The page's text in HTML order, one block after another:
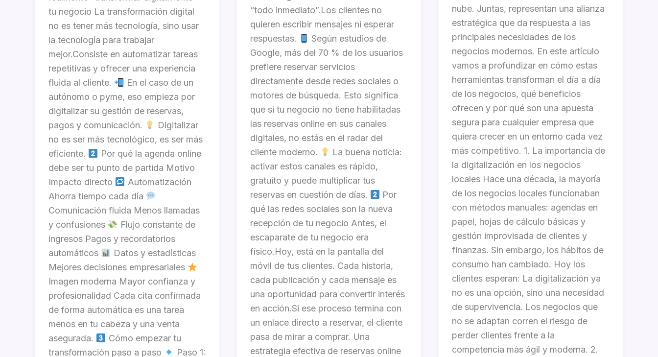
tu negocio La transformación digital
no es tener más tecnología, sino usar
la tecnología para trabajar
mejor.Consiste en automatizar tareas
repetitivas y ofrecer una experiencia
fluida al cliente.
En el caso de un
autónomo o pyme, eso empieza por
digitalizar su gestión de reservas,
pagos y comunicación.
Digitalizar
no es ser más tecnológico, es ser más
eficiente.
Por qué la agenda online
debe ser tu punto de partida Motivo
Impacto directo
Automatización
Ahorra tiempo cada día
Comunicación fluida Menos llamadas
y confusiones
Flujo constante de
ingresos Pagos y recordatorios
automáticos
Datos y estadísticas
Mejores decisiones empresariales
Imagen moderna Mayor confianza y
profesionalidad Cada cita confirmada
de forma automática es una tarea
menos en tu cabeza y una venta
asegurada.
Cómo empezar tu
transformación paso a paso
Paso 1:
“todo inmediato”.Los clientes no
quieren escribir mensajes ni esperar
respuestas.
Según estudios de
Google, más del 70 % de los usuarios
prefiere reservar servicios
directamente desde redes sociales o
motores de búsqueda. Esto significa
que si tu negocio no tiene habilitadas
las reservas online en sus canales
digitales, no estás en el radar del
cliente moderno.
La buena noticia:
activar estos canales es rápido,
gratuito y puede multiplicar tus
reservas en cuestión de días.
Por
qué las redes sociales son la nueva
recepción de tu negocio Antes, el
escaparate de tu negocio era
físico.Hoy, está en la pantalla del
móvil de tus clientes. Cada historia,
cada publicación y cada mensaje es
una oportunidad para convertir interés
en acción.Si ese proceso termina con
un enlace directo a reservar, el cliente
pasa de mirar a comprar. Una
estrategia efectiva de reservas online
nube. Juntas, representan una alianza
estratégica que da respuesta a las
principales necesidades de los
negocios modernos. En este artículo
vamos a profundizar en cómo estas
herramientas transforman el día a día
de los negocios, qué beneficios
ofrecen y por qué son una apuesta
segura para cualquier empresa que
quiera crecer en un entorno cada vez
más competitivo. 1. La importancia de
la digitalización en los negocios
locales Hace una década, la mayoría
de los negocios locales funcionaban
con métodos manuales: agendas en
papel, hojas de cálculo básicas y
gestión improvisada de clientes y
finanzas. Sin embargo, los hábitos de
consumo han cambiado. Hoy los
clientes esperan: La digitalización ya
no es una opción, sino una necesidad
de supervivencia. Los negocios que
no se adaptan corren el riesgo de
perder clientes frente a la
competencia más ágil y moderna. 2.